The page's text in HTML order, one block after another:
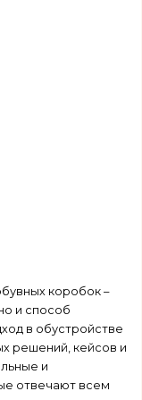
коробок –
и способ
в обустройстве
решений, кейсов и
и
отвечают всем